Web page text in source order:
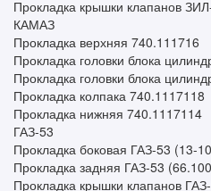
Прокладка крышки клапанов
КАМАЗ
Прокладка верхняя 740.111716
Прокладка головки блока
Прокладка головки блока
Прокладка колпака 740.1117118
Прокладка нижняя 740.1117114
ГАЗ-53
Прокладка боковая ГАЗ-53 (13-
Прокладка задняя ГАЗ-53
Прокладка крышки клапанов